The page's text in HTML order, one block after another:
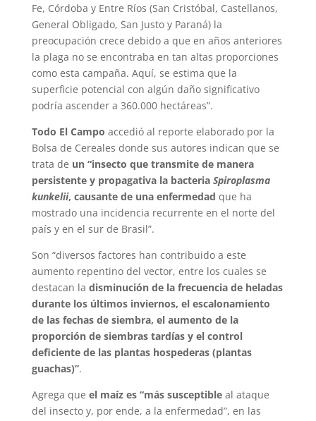
Fe, Córdoba y Entre Ríos (San Cristóbal, Castellanos,
General Obligado, San Justo y Paraná) la
preocupación crece debido a que en años anteriores
la plaga no se encontraba en tan altas proporciones
como esta campaña. Aquí, se estima que la
superficie potencial con algún daño significativo
podría ascender a 360.000 hectáreas”.
Todo El Campo accedió al reporte elaborado por la
Bolsa de Cereales donde sus autores indican que se
trata de un “insecto que transmite de manera
persistente y propagativa la bacteria Spiroplasma
kunkelii, causante de una enfermedad que ha
mostrado una incidencia recurrente en el norte del
país y en el sur de Brasil”.
Son “diversos factores han contribuido a este
aumento repentino del vector, entre los cuales se
destacan la disminución de la frecuencia de heladas
durante los últimos inviernos, el escalonamiento
de las fechas de siembra, el aumento de la
proporción de siembras tardías y el control
deficiente de las plantas hospederas (plantas
guachas)”.
Agrega que el maíz es “más susceptibleal ataque
del insecto y, por ende, a la enfermedad”, en las